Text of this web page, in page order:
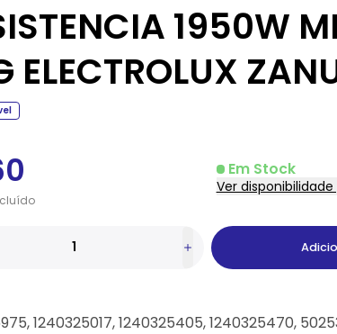
1950W
ELECTROLUX
Em Stock
Ver disponibilidade
1240325017, 1240325405, 1240325470,